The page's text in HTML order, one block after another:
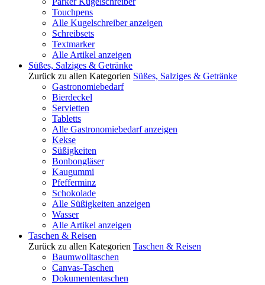
Touchpens
Alle Kugelschreiber anzeigen
Schreibsets
Textmarker
Alle Artikel anzeigen
Süßes, Salziges & Getränke
Zurück zu allen Kategorien Süßes, Salziges & Getränke
Gastronomiebedarf
Bierdeckel
Servietten
Tabletts
Alle Gastronomiebedarf anzeigen
Kekse
Süßigkeiten
Bonbongläser
Kaugummi
Pfefferminz
Schokolade
Alle Süßigkeiten anzeigen
Wasser
Alle Artikel anzeigen
Taschen & Reisen
Zurück zu allen Kategorien Taschen & Reisen
Baumwolltaschen
Canvas-Taschen
Dokumententaschen